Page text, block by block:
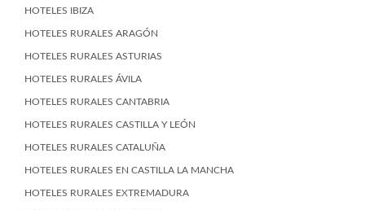
HOTELES IBIZA
HOTELES RURALES ARAGÓN
HOTELES RURALES ASTURIAS
HOTELES RURALES ÁVILA
HOTELES RURALES CANTABRIA
HOTELES RURALES CASTILLA Y LEÓN
HOTELES RURALES CATALUÑA
HOTELES RURALES EN CASTILLA LA MANCHA
HOTELES RURALES EXTREMADURA